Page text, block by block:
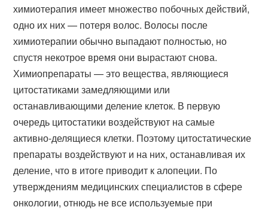
химиотерапия имеет множество побочных действий,
одно их них — потеря волос. Волосы после
химиотерапии обычно выпадают полностью, но
спустя некотрое время они вырастают снова.
Химиопрепараты — это вещества, являющиеся
цитостатиками замедляющими или
останавливающими деление клеток. В первую
очередь цитостатики воздействуют на самые
активно-делящиеся клетки. Поэтому цитостатические
препараты воздействуют и на них, останавливая их
деление, что в итоге приводит к алопеции. По
утверждениям медицинских специалистов в сфере
онкологии, отнюдь не все используемые при